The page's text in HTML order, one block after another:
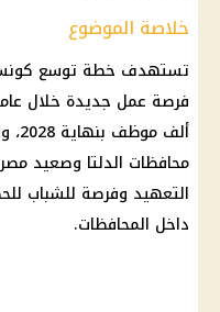
خلاصة الموضوع
تستهدف خطة توسع
فرصة عمل جديدة
محافظات الدلتا وصعيد
التعهيد وفرصة للشباب
داخل المحافظات.